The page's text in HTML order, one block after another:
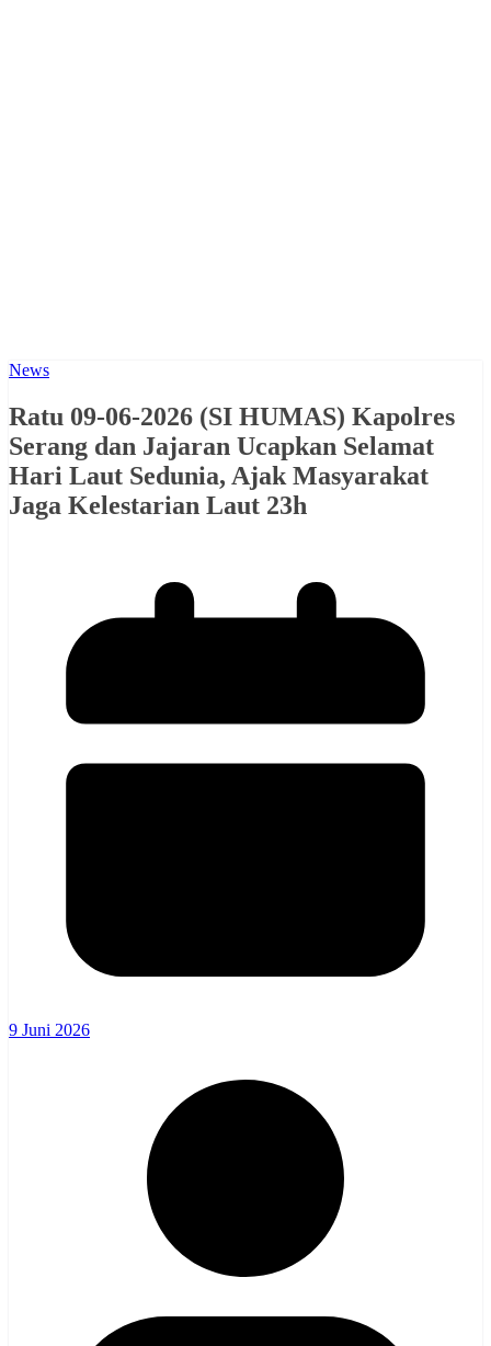
News
Ratu 09-06-2026 (SI HUMAS) Kapolres
Serang dan Jajaran Ucapkan Selamat
Hari Laut Sedunia, Ajak Masyarakat
Jaga Kelestarian Laut 23h
9 Juni 2026